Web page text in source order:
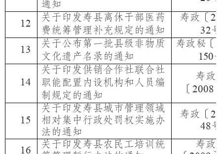
通知
12
关于印发寿县离休干部医药
费统筹管理补充规定的通知
寿政〔
32号
13
关于公布第一批县级非物质
文化遗产名录的通知
寿政秘〔
150
14
关于印发供销合作社联合社
职能配置内设机构和人员编
制规定的通知
寿政
〔 2008
15
关于印发寿县城市管理领域
相对集中行政处罚权实施办
法的通知
寿政〔
48号
16
关于印发寿县农民工培训统
寿政